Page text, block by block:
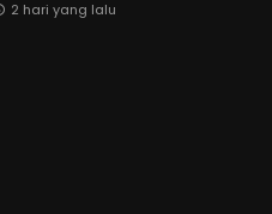
2 hari yang lalu